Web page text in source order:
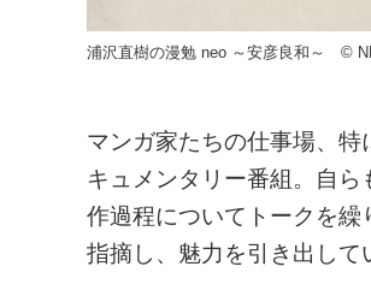
浦沢直樹の漫勉 neo ～安彦良和～ ©︎
マンガ家たちの仕事場、
キュメンタリー番組。自
作過程についてトークを
指摘し、魅力を引き出して